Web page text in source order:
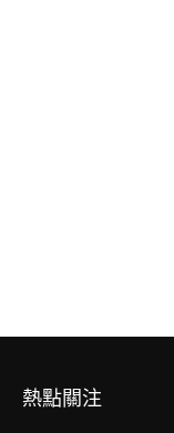
熱點關注